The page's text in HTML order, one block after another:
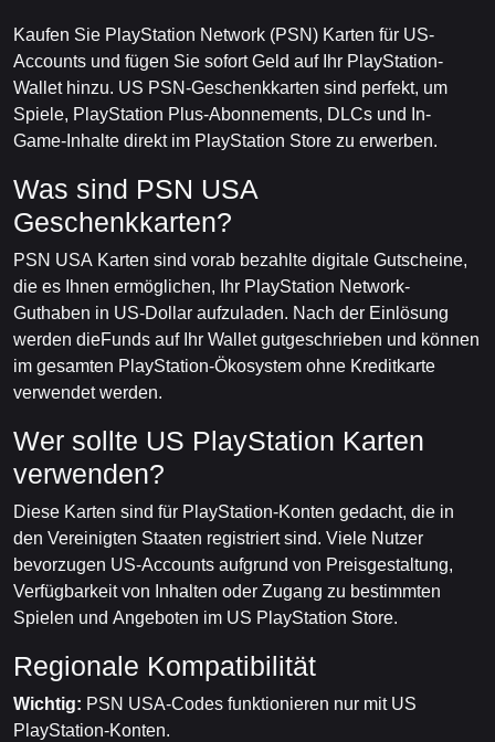
Kaufen Sie PlayStation Network (PSN) Karten für US-
Accounts und fügen Sie sofort Geld auf Ihr PlayStation-
Wallet hinzu. US PSN-Geschenkkarten sind perfekt, um
Spiele, PlayStation Plus-Abonnements, DLCs und In-
Game-Inhalte direkt im PlayStation Store zu erwerben.
Was sind PSN USA
Geschenkkarten?
PSN USA Karten sind vorab bezahlte digitale Gutscheine,
die es Ihnen ermöglichen, Ihr PlayStation Network-
Guthaben in US-Dollar aufzuladen. Nach der Einlösung
werden dieFunds auf Ihr Wallet gutgeschrieben und können
im gesamten PlayStation-Ökosystem ohne Kreditkarte
verwendet werden.
Wer sollte US PlayStation Karten
verwenden?
Diese Karten sind für PlayStation-Konten gedacht, die in
den Vereinigten Staaten registriert sind. Viele Nutzer
bevorzugen US-Accounts aufgrund von Preisgestaltung,
Verfügbarkeit von Inhalten oder Zugang zu bestimmten
Spielen und Angeboten im US PlayStation Store.
Regionale Kompatibilität
Wichtig: PSN USA-Codes funktionieren nur mit US
PlayStation-Konten.